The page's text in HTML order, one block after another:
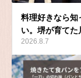
料理好きなら知
い。堺が育て
2026.8.7